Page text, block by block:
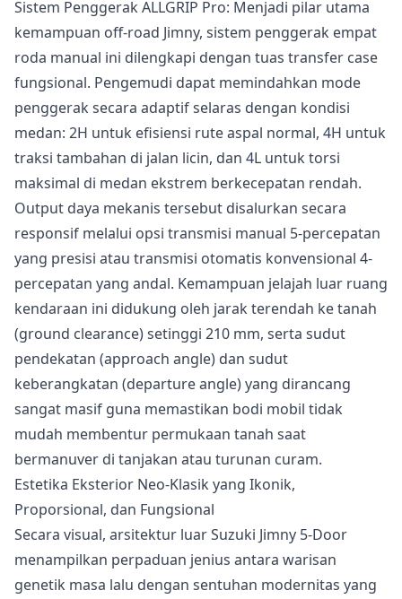
Sistem Penggerak ALLGRIP Pro: Menjadi pilar utama
kemampuan off-road Jimny, sistem penggerak empat
roda manual ini dilengkapi dengan tuas transfer case
fungsional. Pengemudi dapat memindahkan mode
penggerak secara adaptif selaras dengan kondisi
medan: 2H untuk efisiensi rute aspal normal, 4H untuk
traksi tambahan di jalan licin, dan 4L untuk torsi
maksimal di medan ekstrem berkecepatan rendah.
Output daya mekanis tersebut disalurkan secara
responsif melalui opsi transmisi manual 5-percepatan
yang presisi atau transmisi otomatis konvensional 4-
percepatan yang andal. Kemampuan jelajah luar ruang
kendaraan ini didukung oleh jarak terendah ke tanah
(ground clearance) setinggi 210 mm, serta sudut
pendekatan (approach angle) dan sudut
keberangkatan (departure angle) yang dirancang
sangat masif guna memastikan bodi mobil tidak
mudah membentur permukaan tanah saat
bermanuver di tanjakan atau turunan curam.
Estetika Eksterior Neo-Klasik yang Ikonik,
Proporsional, dan Fungsional
Secara visual, arsitektur luar Suzuki Jimny 5-Door
menampilkan perpaduan jenius antara warisan
genetik masa lalu dengan sentuhan modernitas yang